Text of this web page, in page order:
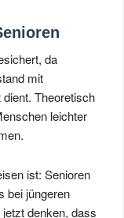
da
mit
Theoretisch
leichter
ist: Senioren
bei jüngeren
denken, dass